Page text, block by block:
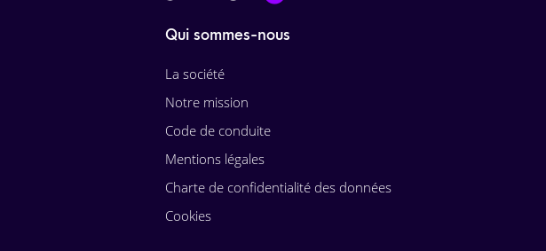
Qui sommes-nous
La société
Notre mission
Code de conduite
Mentions légales
Charte de confidentialité des données
Cookies